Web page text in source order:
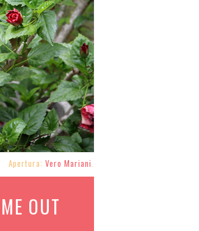
Apertura: Vero Mariani.
OUT